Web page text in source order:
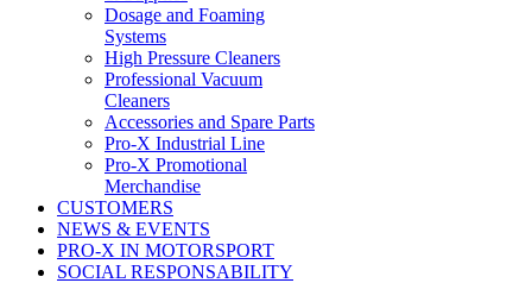
Dosage and Foaming
Systems
High Pressure Cleaners
Professional Vacuum
Cleaners
Accessories and Spare Parts
Pro-X Industrial Line
Pro-X Promotional
Merchandise
CUSTOMERS
NEWS & EVENTS
PRO-X IN MOTORSPORT
SOCIAL RESPONSABILITY